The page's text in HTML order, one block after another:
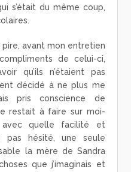
s’était du même coup,
pire, avant mon entretien
de celui-ci,
qu’ils n’étaient pas
décidé à ne plus me
pris conscience de
restait à faire sur moi-
avec quelle facilité et
pas hésité, une seule
la mère de Sandra
que j’imaginais et